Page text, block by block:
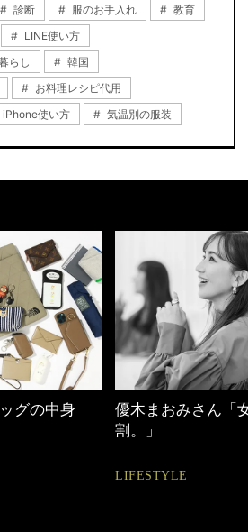
診断 服のお手入れ
教育
LINE使い方
らし
韓国
お料理レシピ代用
iPhone使い方 気温別の服装
「女の時間
【ワーママのきれ
ュアル通勤】
FASHION